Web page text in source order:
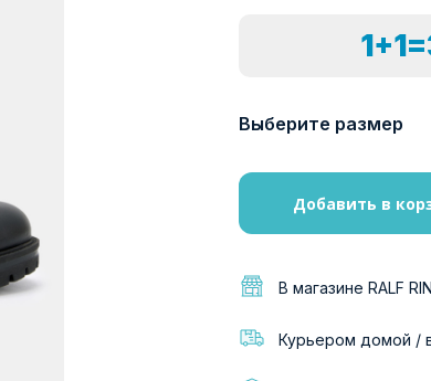
Выберите размер
Добавить в
В магазине RALF
Курьером домой /